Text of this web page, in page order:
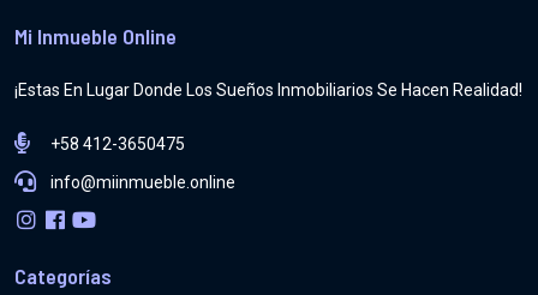
Mi Inmueble Online
¡Estas En Lugar Donde Los Sueños Inmobiliarios Se Hacen Realidad!
+58 412-3650475
info@miinmueble.online
Categorías